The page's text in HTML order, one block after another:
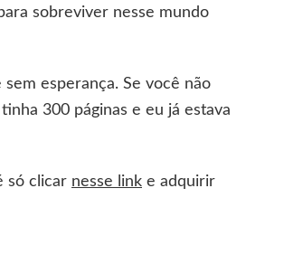
sobreviver nesse mundo
esperança. Se você não
300 páginas e eu já estava
só clicar nesse link e adquirir